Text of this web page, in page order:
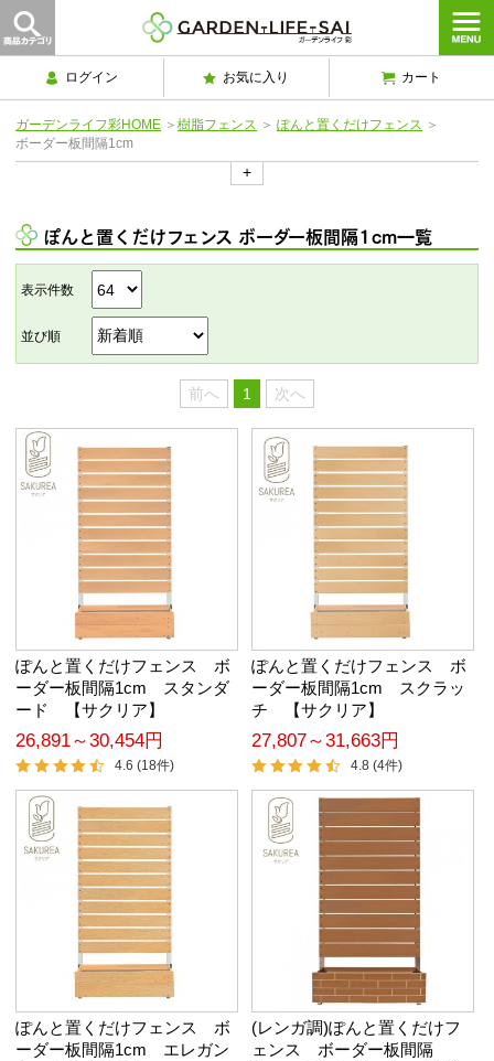
ログイン お気に入り カート
ガーデンライフ彩HOME ＞ 樹脂フェンス ＞ ぽんと置くだけフェンス ＞
ボーダー板間隔1cm
+
ぽんと置くだけフェンス ボーダー板間隔1cm一覧
表示件数
並び順
前へ 1 次へ
ぽんと置くだけフェンス ボ
ーダー板間隔1cm スタンダ
ード 【サクリア】
26,891～30,454円
4.6 (18件)
ぽんと置くだけフェンス ボ
ーダー板間隔1cm スクラッ
チ 【サクリア】
27,807～31,663円
4.8 (4件)
ぽんと置くだけフェンス ボ
ーダー板間隔1cm エレガン
(レンガ調)ぽんと置くだけフ
ェンス ボーダー板間隔